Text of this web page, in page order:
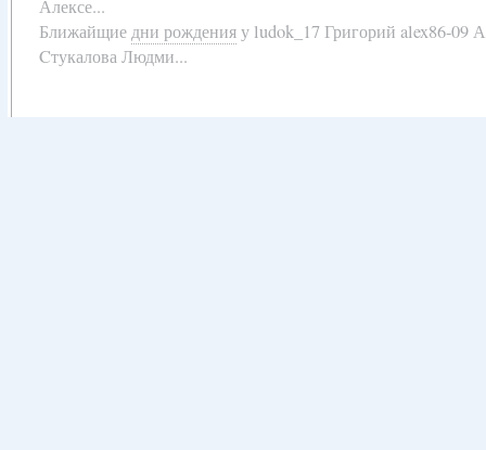
Алексе...
Ближайщиедни рожденияу ludok_17 Григорий alex86-09
Cтукалова Людми...